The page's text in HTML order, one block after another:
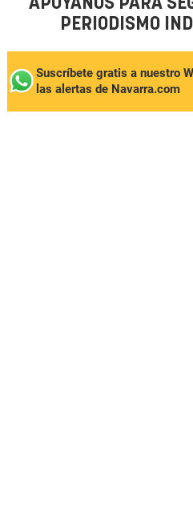
PERIODISMO
Suscríbete gratis a nuestro
las alertas de Navarra.com